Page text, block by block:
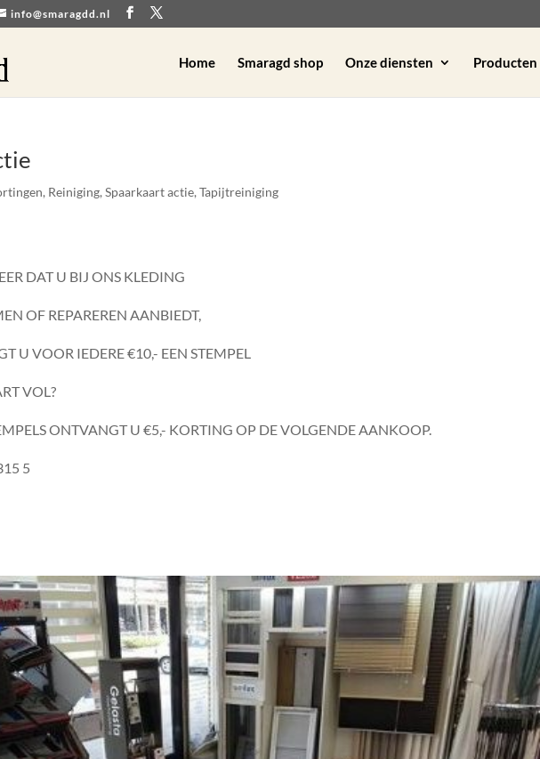
info@smaragdd.nl
Home Smaragd shop Onze diensten Producten
, Reiniging,Spaarkaart actie,Tapijtreiniging
DAT U BIJ ONS KLEDING
OF REPAREREN AANBIEDT,
U VOOR IEDERE €10,- EEN STEMPEL
VOL?
ONTVANGT U €5,- KORTING OP DE VOLGENDE AANKOOP.